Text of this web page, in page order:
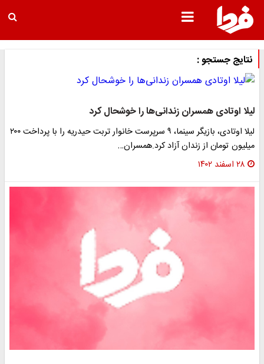
نتایج جستجو :
لیلا اوتادی همسران زندانی‌ها را خوشحال کرد
لیلا اوتادی، بازیگر سینما، ۹ سرپرست خانوار تربت حیدریه را با پرداخت ۲۰۰
میلیون تومان از زندان آزاد کرد.همسران…
۲۸ اسفند ۱۴۰۲